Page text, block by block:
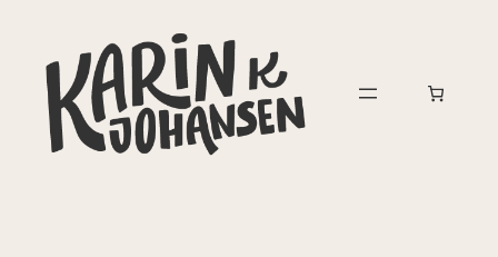
innhold